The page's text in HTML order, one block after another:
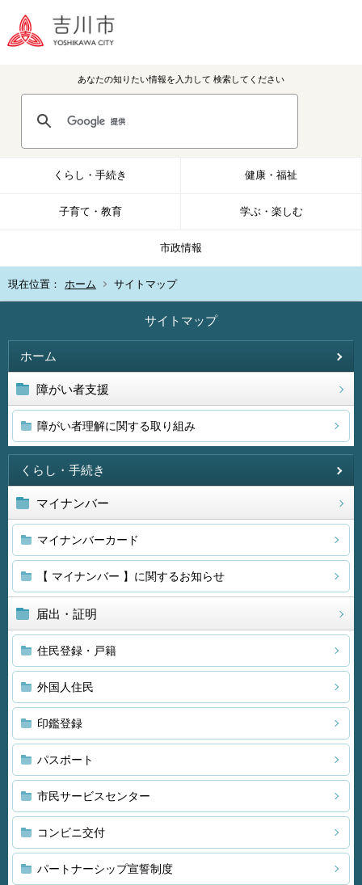
あなたの知りたい情報を入力して 検索してください
くらし・手続き 健康・福祉
子育て・教育 学ぶ・楽しむ
市政情報
現在位置： ホーム サイトマップ
サイトマップ
ホーム
障がい者支援
障がい者理解に関する取り組み
くらし・手続き
マイナンバー
マイナンバーカード
【 マイナンバー 】に関するお知らせ
届出・証明
住民登録・戸籍
外国人住民
印鑑登録
パスポート
市民サービスセンター
コンビニ交付
パートナーシップ宣誓制度